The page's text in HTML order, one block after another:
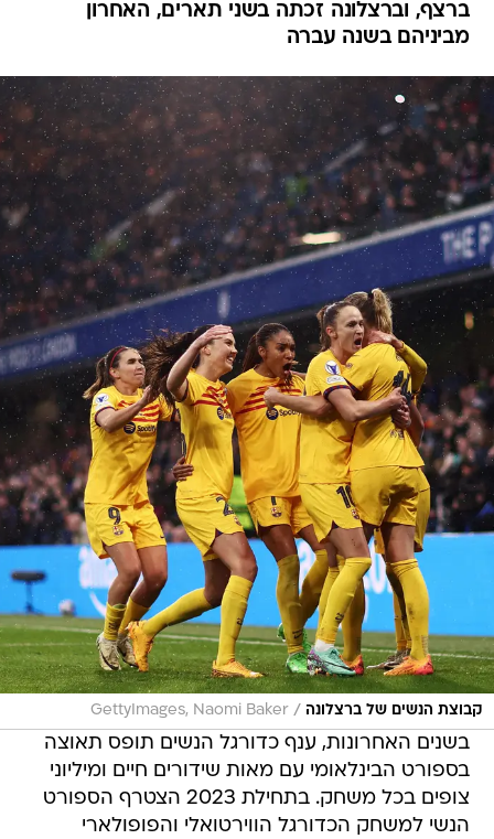
ברצף, וברצלונה זכתה בשני תארים, האחרון
מביניהם בשנה עברה
קבוצת הנשים של ברצלונה /
GettyImages, Naomi Baker
בשנים האחרונות, ענף כדורגל הנשים תופס תאוצה
בספורט הבינלאומי עם מאות שידורים חיים ומיליוני
צופים בכל משחק. בתחילת 2023 הצטרף הספורט
הנשי למשחק הכדורגל הווירטואלי והפופולארי